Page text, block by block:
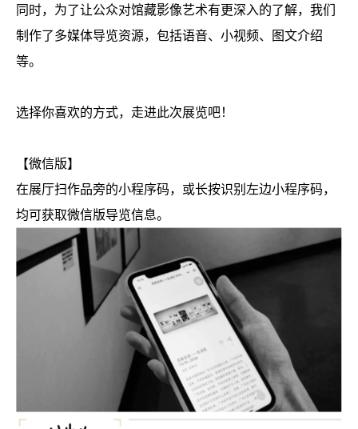
同时，为了让公众对馆藏影像艺术有更深入的了解，我们
制作了多媒体导览资源，包括语音、小视频、图文介绍
等。
选择你喜欢的方式，走进此次展览吧！
【微信版】
在展厅扫作品旁的小程序码，或长按识别左边小程序码，
均可获取微信版导览信息。